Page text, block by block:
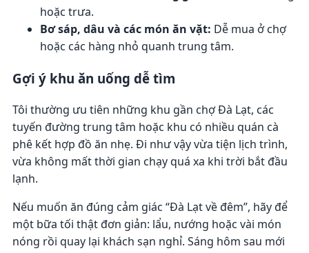
hoặc trưa.
Bơ sáp, dâu và các món ăn vặt: Dễ mua ở chợ
hoặc các hàng nhỏ quanh trung tâm.
Gợi ý khu ăn uống dễ tìm
Tôi thường ưu tiên những khu gần chợ Đà Lạt, các
tuyến đường trung tâm hoặc khu có nhiều quán cà
phê kết hợp đồ ăn nhẹ. Đi như vậy vừa tiện lịch trình,
vừa không mất thời gian chạy quá xa khi trời bắt đầu
lạnh.
Nếu muốn ăn đúng cảm giác “Đà Lạt về đêm”, hãy để
một bữa tối thật đơn giản: lẩu, nướng hoặc vài món
nóng rồi quay lại khách sạn nghỉ. Sáng hôm sau mới